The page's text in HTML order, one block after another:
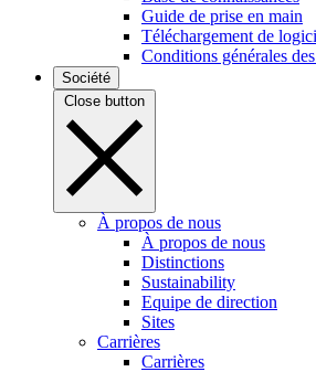
Guide de prise en main
Téléchargement de
Conditions générales
Société
Close button
À propos de nous
À propos de nous
Distinctions
Sustainability
Equipe de direction
Sites
Carrières
Carrières